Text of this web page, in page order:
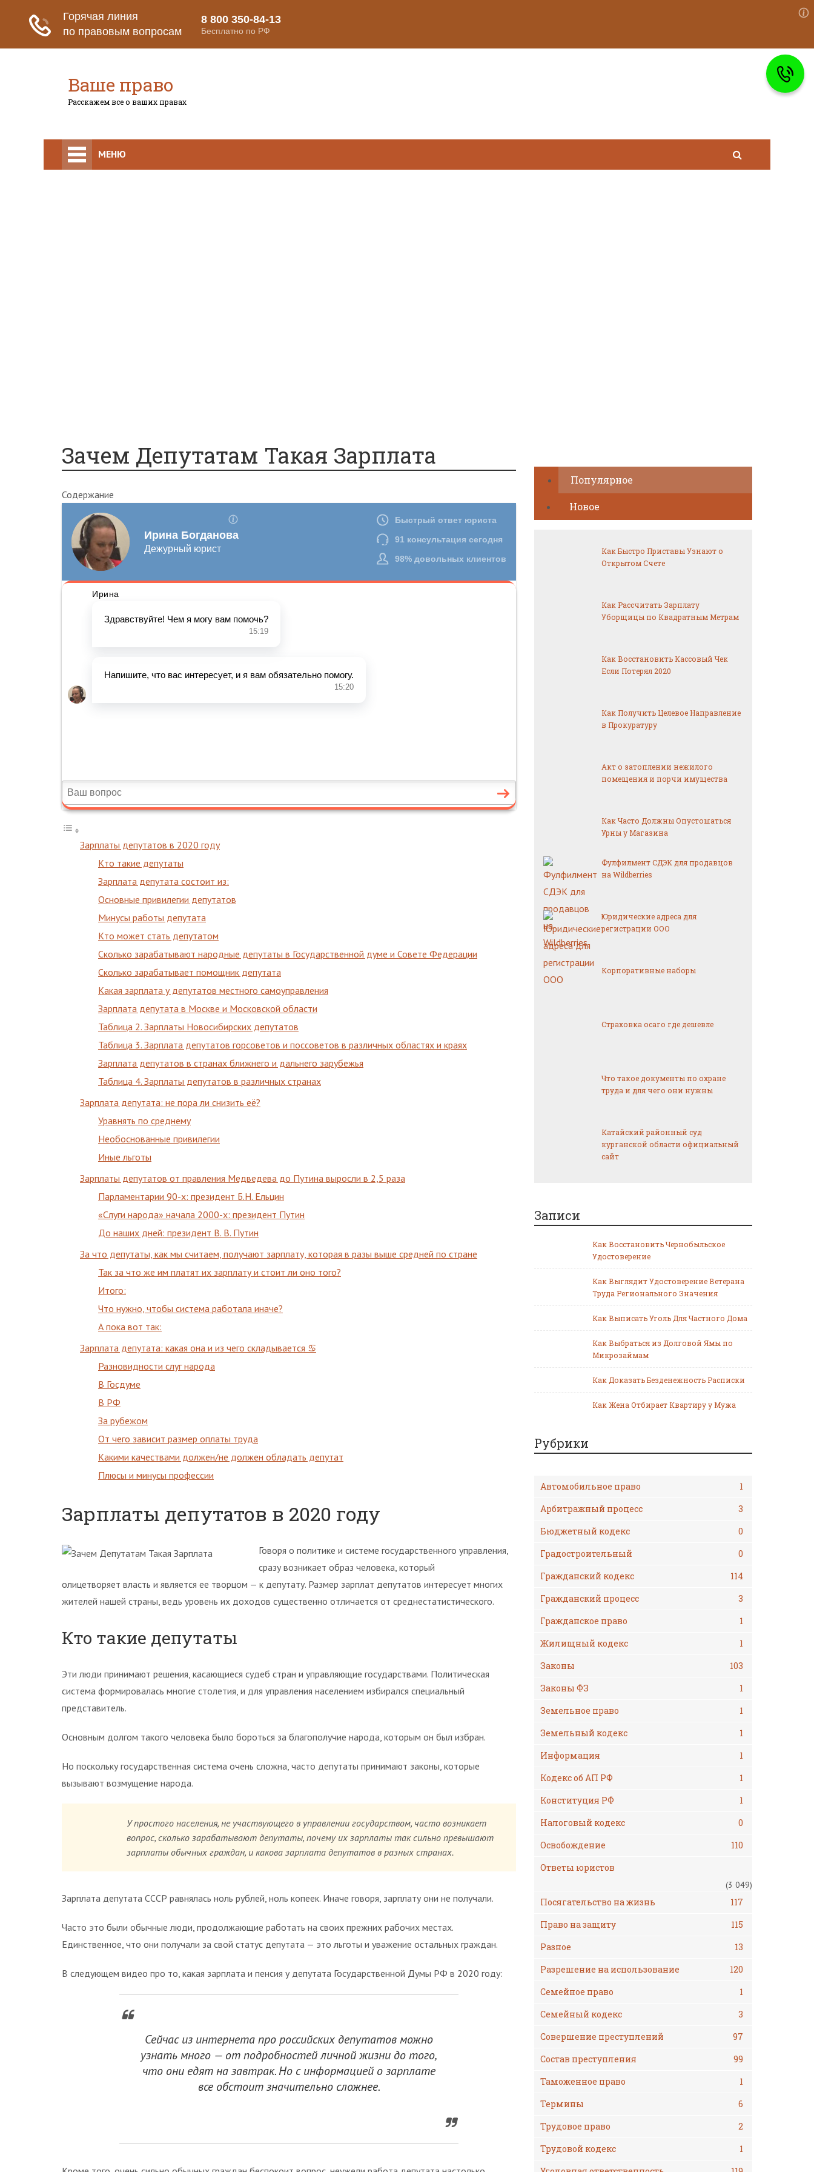
Ваше право
Расскажем все о ваших правах
МЕНЮ
Право на защиту
Зачем Депутатам Такая Зарплата
Содержание
Зарплаты депутатов в 2020 году
Кто такие депутаты
Зарплата депутата состоит из:
Основные привилегии депутатов
Минусы работы депутата
Кто может стать депутатом
Сколько зарабатывают народные депутаты в Государственной думе и Совете Федерации
Сколько зарабатывает помощник депутата
Какая зарплата у депутатов местного самоуправления
Зарплата депутата в Москве и Московской области
Таблица 2. Зарплаты Новосибирских депутатов
Таблица 3. Зарплата депутатов горсоветов и поссоветов в различных областях и краях
Зарплата депутатов в странах ближнего и дальнего зарубежья
Таблица 4. Зарплаты депутатов в различных странах
Зарплата депутата: не пора ли снизить её?
Уравнять по среднему
Необоснованные привилегии
Иные льготы
Зарплаты депутатов от правления Медведева до Путина выросли в 2,5 раза
Парламентарии 90-х: президент Б.Н. Ельцин
«Слуги народа» начала 2000-х: президент Путин
До наших дней: президент В. В. Путин
За что депутаты, как мы считаем, получают зарплату, которая в разы выше средней по стране
Так за что же им платят их зарплату и стоит ли оно того?
Итого:
Что нужно, чтобы система работала иначе?
А пока вот так:
Зарплата депутата: какая она и из чего складывается ♋
Разновидности слуг народа
В Госдуме
В РФ
За рубежом
От чего зависит размер оплаты труда
Какими качествами должен/не должен обладать депутат
Плюсы и минусы профессии
Зарплаты депутатов в 2020 году
Говоря о политике и системе государственного управления,
сразу возникает образ человека, который
олицетворяет власть и является ее творцом — к депутату. Размер зарплат депутатов интересует многих
жителей нашей страны, ведь уровень их доходов существенно отличается от среднестатистического.
Кто такие депутаты
Эти люди принимают решения, касающиеся судеб стран и управляющие государствами. Политическая
система формировалась многие столетия, и для управления населением избирался специальный
представитель.
Основным долгом такого человека было бороться за благополучие народа, которым он был избран.
Но поскольку государственная система очень сложна, часто депутаты принимают законы, которые
вызывают возмущение народа.
У простого населения, не участвующего в управлении государством, часто возникает
вопрос, сколько зарабатывают депутаты, почему их зарплаты так сильно превышают
зарплаты обычных граждан, и какова зарплата депутатов в разных странах.
Зарплата депутата СССР равнялась ноль рублей, ноль копеек. Иначе говоря, зарплату они не получали.
Часто это были обычные люди, продолжающие работать на своих прежних рабочих местах.
Единственное, что они получали за свой статус депутата — это льготы и уважение остальных граждан.
В следующем видео про то, какая зарплата и пенсия у депутата Государственной Думы РФ в 2020 году:
Сейчас из интернета про российских депутатов можно
узнать много — от подробностей личной жизни до того,
что они едят на завтрак. Но с информацией о зарплате
все обстоит значительно сложнее.
Популярное
Новое
Как Быстро Приставы Узнают о
Открытом Счете
Как Рассчитать Зарплату
Уборщицы по Квадратным Метрам
Как Восстановить Кассовый Чек
Если Потерял 2020
Как Получить Целевое Направление
в Прокуратуру
Акт о затоплении нежилого
помещения и порчи имущества
Как Часто Должны Опустошаться
Урны у Магазина
Фулфилмент СДЭК для продавцов
на Wildberries
Юридические адреса для
регистрации ООО
Корпоративные наборы
Страховка осаго где дешевле
Что такое документы по охране
труда и для чего они нужны
Катайский районный суд
курганской области официальный
сайт
Записи
Как Восстановить Чернобыльское
Удостоверение
Как Выглядит Удостоверение Ветерана
Труда Регионального Значения
Как Выписать Уголь Для Частного Дома
Как Выбраться из Долговой Ямы по
Микрозаймам
Как Доказать Безденежность Расписки
Как Жена Отбирает Квартиру у Мужа
Рубрики
Автомобильное право
1
Арбитражный процесс
3
Бюджетный кодекс
0
Градостроительный
0
Гражданский кодекс
114
Гражданский процесс
3
Гражданское право
1
Жилищный кодекс
1
Законы
103
Законы ФЗ
1
Земельное право
1
Земельный кодекс
1
Информация
1
Кодекс об АП РФ
1
Конституция РФ
1
Налоговый кодекс
0
Освобождение
110
Ответы юристов
(3 049)
Посягательство на жизнь
117
Право на защиту
115
Разное
13
Разрешение на использование
120
Семейное право
1
Семейный кодекс
3
Совершение преступлений
97
Состав преступления
99
Таможенное право
1
Термины
6
Трудовое право
2
Трудовой кодекс
1